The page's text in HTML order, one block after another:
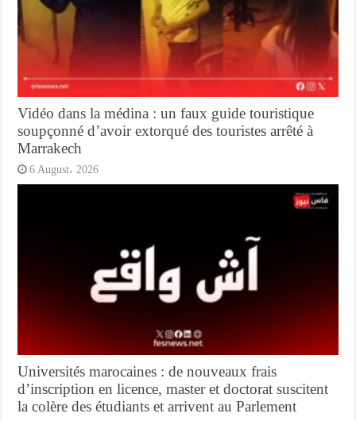
Vidéo dans la médina : un faux guide touristique
soupçonné d’avoir extorqué des touristes arrêté à
Marrakech
6 August، 2026
Universités marocaines : de nouveaux frais
d’inscription en licence, master et doctorat suscitent
la colère des étudiants et arrivent au Parlement